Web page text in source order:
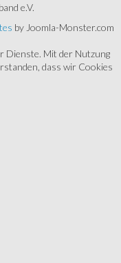
e.V.
by Joomla-Monster.com
Dienste. Mit der Nutzung
dass wir Cookies